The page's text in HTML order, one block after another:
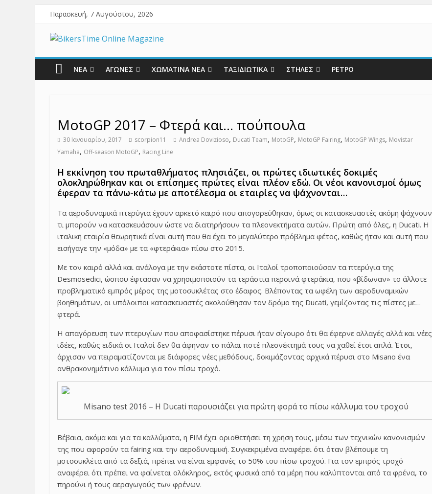
Παρασκευή, 7 Αυγούστου, 2026
ΝΕΑ ΑΓΩΝΕΣ ΧΩΜΑΤΙΝΑ ΝΕΑ ΤΑΞΙΔΙΩΤΙΚΑ ΣΤΗΛΕΣ ΡΕΤΡΟ
MotoGP 2017 – Φτερά και… πούπουλα
30 Ιανουαρίου, 2017 scorpion11 Andrea Dovizioso, Ducati Team, MotoGP, MotoGP Fairing, MotoGP Wings, Movistar
Yamaha, Off-season MotoGP, Racing Line
Η εκκίνηση του πρωταθλήματος πλησιάζει, οι πρώτες ιδιωτικές δοκιμές
ολοκληρώθηκαν και οι επίσημες πρώτες είναι πλέον εδώ. Οι νέοι κανονισμοί όμως
έφεραν τα πάνω-κάτω με αποτέλεσμα οι εταιρίες να ψάχνονται…
Τα αεροδυναμικά πτερύγια έχουν αρκετό καιρό που απογορεύθηκαν, όμως οι κατασκευαστές ακόμη ψάχνουν
τι μπορούν να κατασκευάσουν ώστε να διατηρήσουν τα πλεονεκτήματα αυτών. Πρώτη από όλες, η Ducati. Η
ιταλική εταιρία θεωρητικά είναι αυτή που θα έχει το μεγαλύτερο πρόβλημα φέτος, καθώς ήταν και αυτή που
εισήγαγε την «μόδα» με τα «φτεράκια» πίσω στο 2015.
Με τον καιρό αλλά και ανάλογα με την εκάστοτε πίστα, οι Ιταλοί τροποποιούσαν τα πτερύγια της
Desmosedici, ώσπου έφτασαν να χρησιμοποιούν τα τεράστια περσινά φτεράκια, που «βίδωναν» το άλλοτε
προβληματικό εμπρός μέρος της μοτοσυκλέτας στο έδαφος. Βλέποντας τα ωφέλη των αεροδυναμικών
βοηθημάτων, οι υπόλοιποι κατασκευαστές ακολούθησαν τον δρόμο της Ducati, γεμίζοντας τις πίστες με…
φτερά.
Η απαγόρευση των πτερυγίων που αποφασίστηκε πέρυσι ήταν σίγουρο ότι θα έφερνε αλλαγές αλλά και νέες
ιδέες, καθώς ειδικά οι Ιταλοί δεν θα άφηναν το πάλαι ποτέ πλεονέκτημά τους να χαθεί έτσι απλά. Έτσι,
άρχισαν να πειραματίζονται με διάφορες νέες μεθόδους, δοκιμάζοντας αρχικά πέρυσι στο Misano ένα
ανθρακονημάτινο κάλλυμα για τον πίσω τροχό.
Misano test 2016 – Η Ducati παρουσιάζει για πρώτη φορά το πίσω κάλλυμα του τροχού
Βέβαια, ακόμα και για τα καλλύματα, η FIM έχει οριοθετήσει τη χρήση τους, μέσω των τεχνικών κανονισμών
της που αφορούν τα fairing και την αεροδυναμική. Συγκεκριμένα αναφέρει ότι όταν βλέπουμε τη
μοτοσυκλέτα από τα δεξιά, πρέπει να είναι εμφανές το 50% του πίσω τροχού. Για τον εμπρός τροχό
αναφέρει ότι πρέπει να φαίνεται ολόκληρος, εκτός φυσικά από τα μέρη που καλύπτονται από τα φρένα, το
πηρούνι ή τους αεραγωγούς των φρένων.